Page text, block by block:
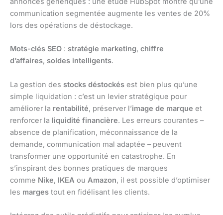
communication segmentée augmente les ventes de 20%
lors des opérations de déstockage.
Mots-clés SEO : stratégie marketing, chiffre
d’affaires, soldes intelligents.
La gestion des stocks déstockés est bien plus qu’une
simple liquidation : c’est un levier stratégique pour
améliorer la rentabilité, préserver l’image de marque et
renforcer la liquidité financière. Les erreurs courantes –
absence de planification, méconnaissance de la
demande, communication mal adaptée – peuvent
transformer une opportunité en catastrophe. En
s’inspirant des bonnes pratiques de marques
comme Nike, IKEA ou Amazon, il est possible d’optimiser
les marges tout en fidélisant les clients.